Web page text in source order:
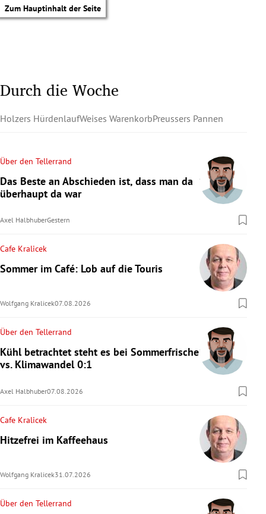
Zum Hauptinhalt der Seite
Untermenü
Untermenü
Untermenü
Untermenü
Untermenü
Untermenü
Untermenü
Untermenü
Durch die Woche
Holzers HürdenlaufWeises WarenkorbPreussers Pannen
Über den Tellerrand
Das Beste an Abschieden ist, dass man da
überhaupt da war
Axel HalbhuberGestern
Cafe Kralicek
Sommer im Café: Lob auf die Touris
Wolfgang Kralicek07.08.2026
Über den Tellerrand
Kühl betrachtet steht es bei Sommerfrische
vs. Klimawandel 0:1
Axel Halbhuber07.08.2026
Cafe Kralicek
Hitzefrei im Kaffeehaus
Wolfgang Kralicek31.07.2026
Über den Tellerrand